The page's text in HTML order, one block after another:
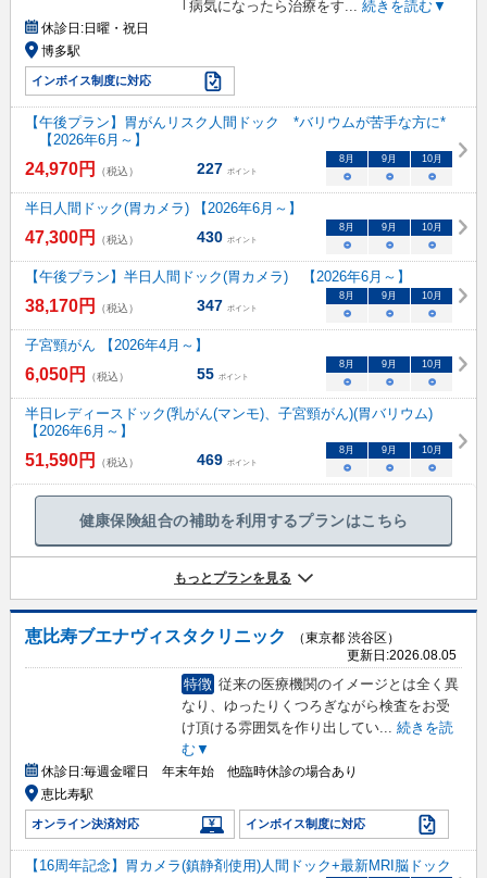
｢病気になったら治療をす... 続きを読む▼
休診日:日曜・祝日
博多駅
インボイス制度に対応
【午後プラン】胃がんリスク人間ドック *バリウムが苦手な方に*
【2026年6月～】
24,970円 （税込） 227 ポイント
8月 9月 10月
○ ○ ○
半日人間ドック(胃カメラ) 【2026年6月～】
47,300円 （税込） 430 ポイント
8月 9月 10月
○ ○ ○
【午後プラン】半日人間ドック(胃カメラ) 【2026年6月～】
38,170円 （税込） 347 ポイント
8月 9月 10月
○ ○ ○
子宮頸がん 【2026年4月～】
6,050円 （税込） 55 ポイント
8月 9月 10月
○ ○ ○
半日レディースドック(乳がん(マンモ)、子宮頸がん)(胃バリウム)
【2026年6月～】
51,590円 （税込） 469 ポイント
8月 9月 10月
○ ○ ○
健康保険組合の補助を利用するプランはこちら
もっとプランを見る
恵比寿ブエナヴィスタクリニック
（東京都 渋谷区）
更新日:2026.08.05
特徴 従来の医療機関のイメージとは全く異
なり、ゆったりくつろぎながら検査をお受
け頂ける雰囲気を作り出してい... 続きを読
む▼
休診日:毎週金曜日 年末年始 他臨時休診の場合あり
恵比寿駅
オンライン決済対応 インボイス制度に対応
【16周年記念】胃カメラ(鎮静剤使用)人間ドック+最新MRI脳ドック